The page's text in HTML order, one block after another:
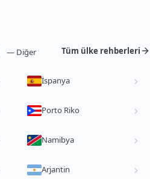
— Diğer Tüm ülke rehberleri
İspanya
Porto Riko
Namibya
Arjantin